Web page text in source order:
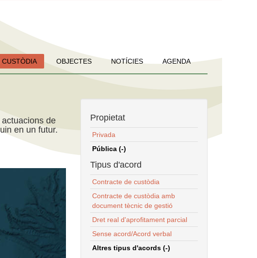
CUSTÒDIA OBJECTES NOTÍCIES AGENDA
de
en un futur.
Propietat
Privada
Pública (-)
Tipus d'acord
Contracte de custòdia
Contracte de custòdia amb
document tècnic de gestió
Dret real d'aprofitament parcial
Sense acord/Acord verbal
Altres tipus d'acords (-)